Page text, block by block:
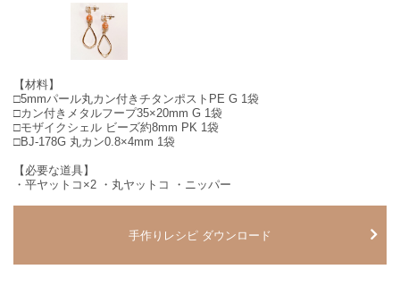
【材料】
□5mmパール丸カン付きチタンポストPE G 1袋
□カン付きメタルフープ35×20mm G 1袋
□モザイクシェル ビーズ約8mm PK 1袋
□BJ-178G 丸カン0.8×4mm 1袋
【必要な道具】
・平ヤットコ×2 ・丸ヤットコ ・ニッパー
手作りレシピ ダウンロード